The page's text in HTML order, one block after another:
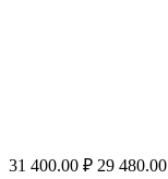
31 400.00 ₽ 29 480.00